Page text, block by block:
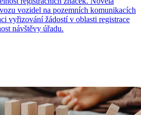
vozidel na pozemních komunikacích
vyřizování žádostí v oblasti registrace
návštěvy úřadu.